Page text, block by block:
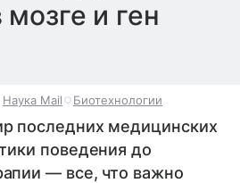
и ген
Наука Mail Биотехнологии
последних медицинских
поведения до
— все, что важно